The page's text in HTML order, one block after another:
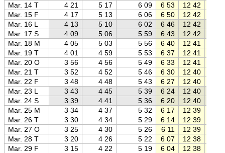
Mar. 14 T
4 21 5 17 6 09 6 53 12 42
Mar. 15 F
4 17 5 13 6 06 6 50 12 42
Mar. 16 L
4 13 5 10 6 02 6 46 12 42
Mar. 17 S
4 09 5 06 5 59 6 43 12 42
Mar. 18 M
4 05 5 03 5 56 6 40 12 41
Mar. 19 T
4 01 4 59 5 53 6 37 12 41
Mar. 20 O
3 56 4 56 5 49 6 33 12 41
Mar. 21 T
3 52 4 52 5 46 6 30 12 40
Mar. 22 F
3 48 4 48 5 43 6 27 12 40
Mar. 23 L
3 43 4 45 5 39 6 24 12 40
Mar. 24 S
3 39 4 41 5 36 6 20 12 40
Mar. 25 M
3 34 4 37 5 32 6 17 12 39
Mar. 26 T
3 30 4 34 5 29 6 14 12 39
Mar. 27 O
3 25 4 30 5 26 6 11 12 39
Mar. 28 T
3 20 4 26 5 22 6 07 12 38
Mar. 29 F
3 15 4 22 5 19 6 04 12 38